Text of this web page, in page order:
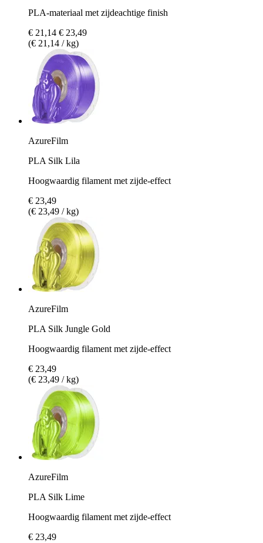
PLA-materiaal met zijdeachtige finish
€ 21,14 € 23,49
(€ 21,14 / kg)
AzureFilm
PLA Silk Lila
Hoogwaardig filament met zijde-effect
€ 23,49
(€ 23,49 / kg)
AzureFilm
PLA Silk Jungle Gold
Hoogwaardig filament met zijde-effect
€ 23,49
(€ 23,49 / kg)
AzureFilm
PLA Silk Lime
Hoogwaardig filament met zijde-effect
€ 23,49